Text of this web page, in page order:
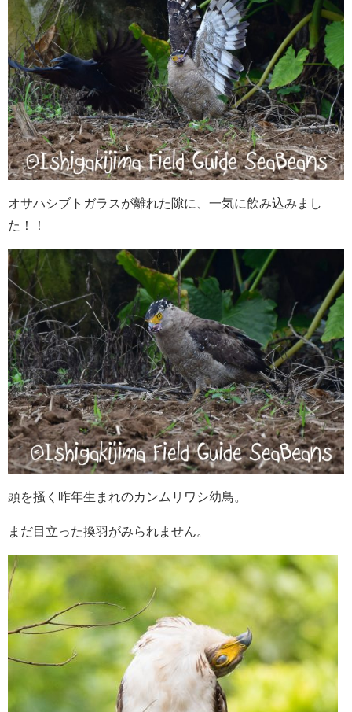
オサハシブトガラスが離れた隙に、一気に飲み込みまし
た！！
頭を掻く昨年生まれのカンムリワシ幼鳥。
まだ目立った換羽がみられません。